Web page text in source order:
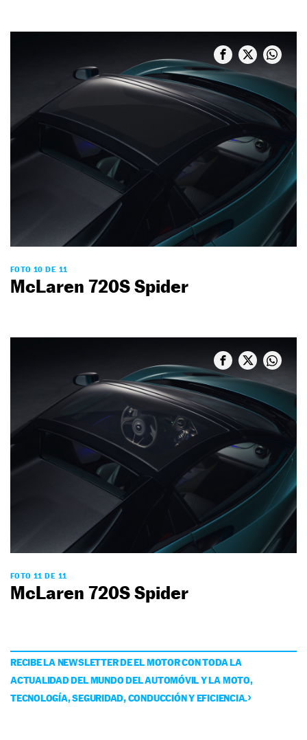
FOTO 10 DE 11
McLaren 720S Spider
FOTO 11 DE 11
McLaren 720S Spider
RECIBE LA NEWSLETTER DE EL MOTOR CON TODA LA
ACTUALIDAD DEL MUNDO DEL AUTOMÓVIL Y LA MOTO,
TECNOLOGÍA, SEGURIDAD, CONDUCCIÓN Y EFICIENCIA.